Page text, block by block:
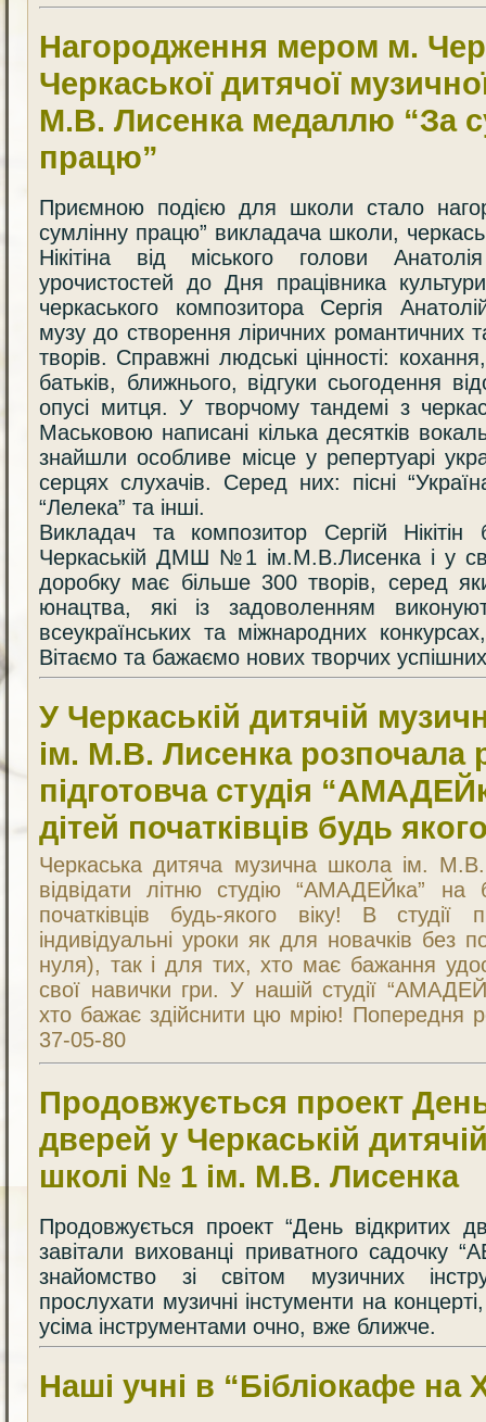
Нагородження мером м.
Черкаської дитячої
М.В. Лисенка медаллю “За
працю”
Приємною подією для школи стало
сумлінну працю” викладача школи,
Нікітіна від міського голови
урочистостей до Дня працівника
черкаського композитора Сергія
музу до створення ліричних романтичних
творів. Справжні людські цінності:
батьків, ближнього, відгуки сьогодення
опусі митця. У творчому тандемі з
Маськовою написані кілька десятків
знайшли особливе місце у репертуарі
серцях слухачів. Серед них: пісні
“Лелека” та інші.
Викладач та композитор Сергій
Черкаській ДМШ №1 ім.М.В.Лисенка і у
доробку має більше 300 творів, серед
юнацтва, які із задоволенням
всеукраїнських та міжнародних
Вітаємо та бажаємо нових творчих
У Черкаській дитячій
ім. М.В. Лисенка розпочала
підготовча студія
дітей початківців будь
Черкаська дитяча музична школа ім.
відвідати літню студію “АМАДЕЙка” на
початківців будь-якого віку! В студії
індивідуальні уроки як для новачків без
нуля), так і для тих, хто має бажання
свої навички гри. У нашій студії
хто бажає здійснити цю мрію! Попередня
37-05-80
Продовжується проект
дверей у Черкаській
школі № 1 ім. М.В. Лисенка
Продовжується проект “День відкритих
завітали вихованці приватного садочку
знайомство зі світом музичних
прослухати музичні інстументи на
усіма інструментами очно, вже ближче.
Наші учні в “Бібліокафе на